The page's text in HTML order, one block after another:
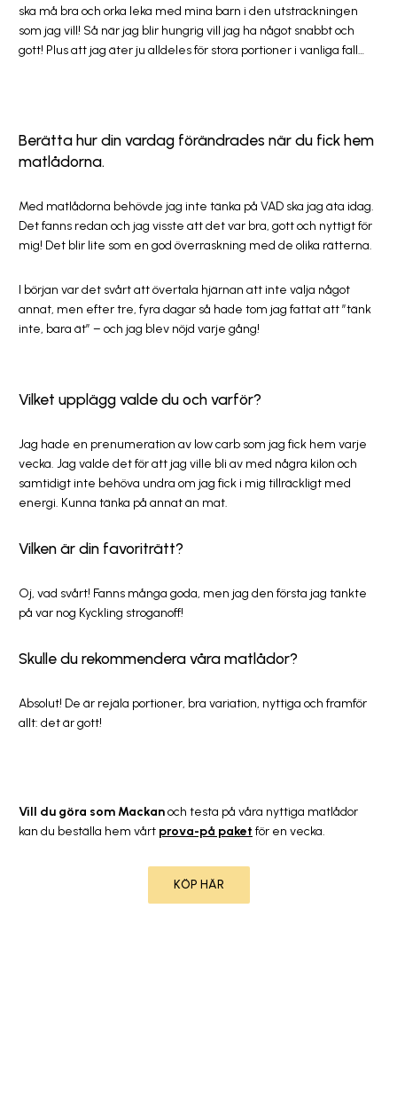
ska må bra och orka leka med mina barn i den utsträckningen
som jag vill! Så när jag blir hungrig vill jag ha något snabbt och
gott! Plus att jag äter ju alldeles för stora portioner i vanliga fall…
Berätta hur din vardag förändrades när du fick hem
matlådorna.
Med matlådorna behövde jag inte tänka på VAD ska jag äta idag.
Det fanns redan och jag visste att det var bra, gott och nyttigt för
mig! Det blir lite som en god överraskning med de olika rätterna.
I början var det svårt att övertala hjärnan att inte välja något
annat, men efter tre, fyra dagar så hade tom jag fattat att ”tänk
inte, bara ät” – och jag blev nöjd varje gång!
Vilket upplägg valde du och varför?
Jag hade en prenumeration av low carb som jag fick hem varje
vecka. Jag valde det för att jag ville bli av med några kilon och
samtidigt inte behöva undra om jag fick i mig tillräckligt med
energi. Kunna tänka på annat än mat.
Vilken är din favoriträtt?
Oj, vad svårt! Fanns många goda, men jag den första jag tänkte
på var nog Kyckling stroganoff!
Skulle du rekommendera våra matlådor?
Absolut! De är rejäla portioner, bra variation, nyttiga och framför
allt: det är gott!
Vill du göra som Mackanoch testa på våra nyttiga matlådor
kan du beställa hem vårt prova-på paket för en vecka.
KÖP HÄR